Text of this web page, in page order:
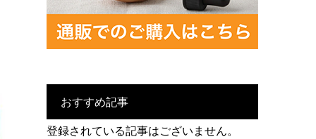
おすすめ記事
登録されている記事はございません。